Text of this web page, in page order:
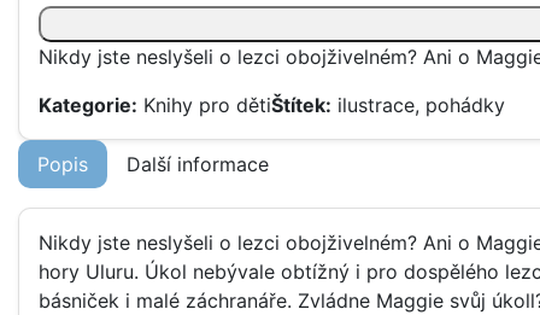
Nikdy jste neslyšeli o lezci obojživelném? Ani o
Kategorie: Knihy pro dětiŠtítek: ilustrace, pohádky
Popis Další informace
Nikdy jste neslyšeli o lezci obojživelném? Ani o
hory Uluru. Úkol nebývale obtížný i pro dospělého
básniček i malé záchranáře. Zvládne Maggie svůj